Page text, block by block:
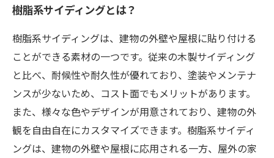
樹脂系サイディングとは？
樹脂系サイディングは、建物の外壁や屋根に貼り付ける
ことができる素材の一つです。従来の木製サイディング
と比べ、耐候性や耐久性が優れており、塗装やメンテナ
ンスが少ないため、コスト面でもメリットがあります。
また、様々な色やデザインが用意されており、建物の外
観を自由自在にカスタマイズできます。樹脂系サイディ
ングは、建物の外壁や屋根に応用される一方、屋外の家